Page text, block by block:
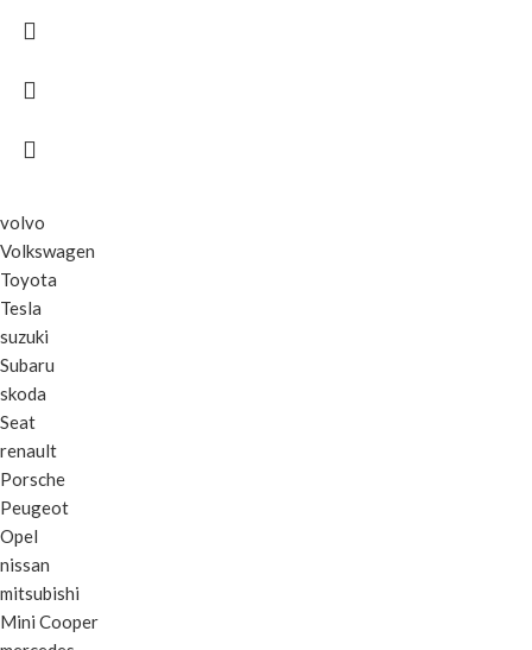
volvo
Volkswagen
Toyota
Tesla
suzuki
Subaru
skoda
Seat
renault
Porsche
Peugeot
Opel
nissan
mitsubishi
Mini Cooper